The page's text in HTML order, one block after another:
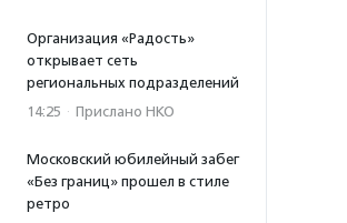
Организация «Радость»
открывает сеть
региональных подразделений
14:25 · Прислано НКО
Московский юбилейный забег
«Без границ» прошел в стиле
ретро